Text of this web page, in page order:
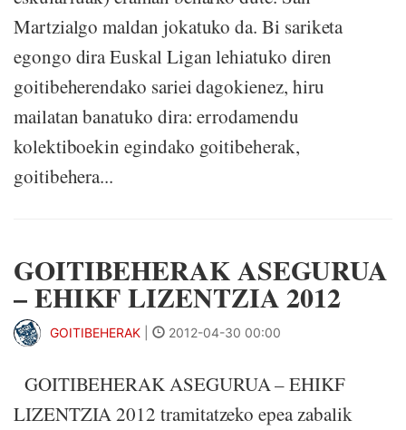
Martzialgo maldan jokatuko da. Bi sariketa
egongo dira Euskal Ligan lehiatuko diren
goitibeherendako sariei dagokienez, hiru
mailatan banatuko dira: errodamendu
kolektiboekin egindako goitibeherak,
goitibehera...
GOITIBEHERAK ASEGURUA
– EHIKF LIZENTZIA 2012
GOITIBEHERAK 2012-04-30 00:00
GOITIBEHERAK ASEGURUA – EHIKF
LIZENTZIA 2012 tramitatzeko epea zabalik